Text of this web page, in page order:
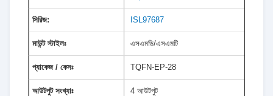
সিরিজ: ISL97687
মাউন্ট স্টাইলঃ এসএমডি/এসএমটি
প্যাকেজ / কেসঃ TQFN-EP-28
আউটপুট সংখ্যাঃ 4 আউটপুট